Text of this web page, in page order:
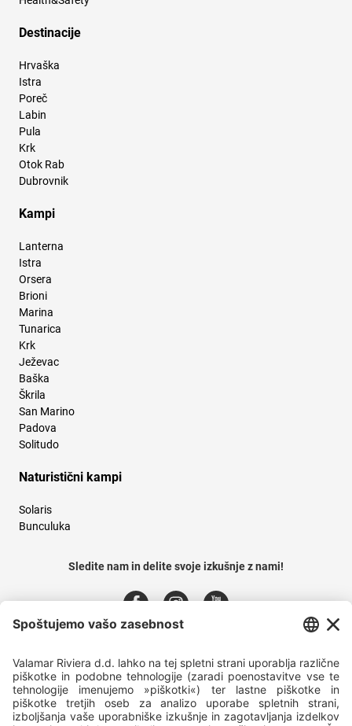
Destinacije
Hrvaška
Istra
Poreč
Labin
Pula
Krk
Otok Rab
Dubrovnik
Kampi
Lanterna
Istra
Orsera
Brioni
Marina
Tunarica
Krk
Ježevac
Baška
Škrila
San Marino
Padova
Solitudo
Naturistični kampi
Solaris
Bunculuka
Sledite nam in delite svoje izkušnje z nami!